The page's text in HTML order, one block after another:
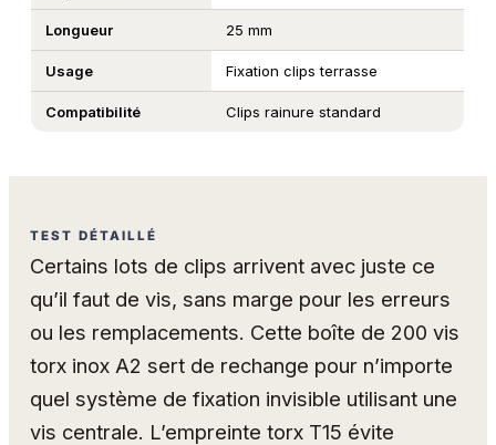
Longueur 25 mm
Usage Fixation clips terrasse
Compatibilité Clips rainure standard
TEST DÉTAILLÉ
Certains lots de clips arrivent avec juste ce
qu’il faut de vis, sans marge pour les erreurs
ou les remplacements. Cette boîte de 200 vis
torx inox A2 sert de rechange pour n’importe
quel système de fixation invisible utilisant une
vis centrale. L’empreinte torx T15 évite